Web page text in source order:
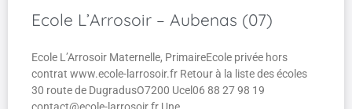
Ecole L’Arrosoir – Aubenas (07)
Ecole L’Arrosoir Maternelle, PrimaireEcole privée hors
contrat www.ecole-larrosoir.fr Retour à la liste des écoles
30 route de DugradusO7200 Ucel06 88 27 98 19